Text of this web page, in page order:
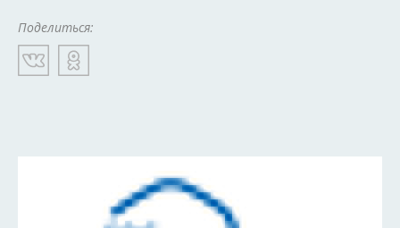
Поделиться: